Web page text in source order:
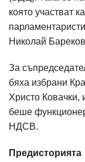
която участват
Николай
За
бяха избрани
Христо Ковачки,
беше
НДСВ.
Предисторията